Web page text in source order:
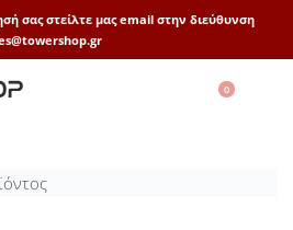
σας στείλτε μας email στην διεύθυνση
0